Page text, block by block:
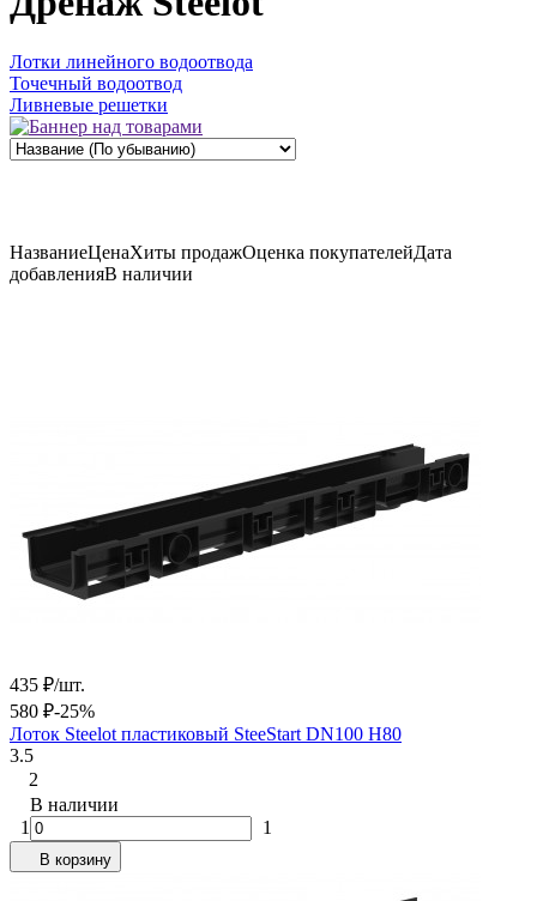
Лотки линейного водоотвода
Точечный водоотвод
Ливневые решетки
НазваниеЦенаХиты продажОценка покупателейДата
добавленияВ наличии
435 ₽/шт.
580 ₽-25%
Лоток Steelot пластиковый SteeStart DN100 H80
3.5
2
В наличии
1
1
В корзину